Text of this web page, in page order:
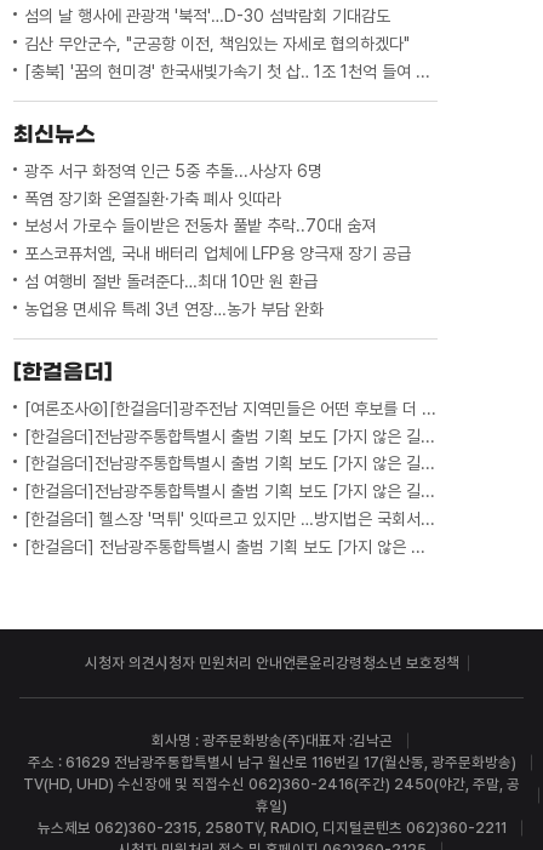
섬의 날 행사에 관광객 '북적'…D-30 섬박람회 기대감도
김산 무안군수, "군공항 이전, 책임있는 자세로 협의하겠다"
[충북] '꿈의 현미경' 한국새빛가속기 첫 삽‥ 1조 1천억 들여 2029년 완공
최신뉴스
광주 서구 화정역 인근 5중 추돌...사상자 6명
폭염 장기화 온열질환·가축 폐사 잇따라
보성서 가로수 들이받은 전동차 풀밭 추락..70대 숨져
포스코퓨처엠, 국내 배터리 업체에 LFP용 양극재 장기 공급
섬 여행비 절반 돌려준다…최대 10만 원 환급
농업용 면세유 특례 3년 연장…농가 부담 완화
[한걸음더]
[여론조사④][한걸음더]광주전남 지역민들은 어떤 후보를 더 선호할까.. 변수는?
[한걸음더]전남광주통합특별시 출범 기획 보도 [가지 않은 길] 5편 프랑스 헌법에 새긴 '지방 분권'..전남광주 통합 성공 조건은?
[한걸음더]전남광주통합특별시 출범 기획 보도 [가지 않은 길] 4편 프랑스 지역 통합 10년 성적표
[한걸음더]전남광주통합특별시 출범 기획 보도 [가지 않은 길] 3편 프랑스 통합 10년 지났지만..."우린 여전히 알자스인"
[한걸음더] 헬스장 '먹튀' 잇따르고 있지만 …방지법은 국회서 낮잠
[한걸음더] 전남광주통합특별시 출범 기획 보도 [가지 않은 길] 2편 지방이 주도한 투자..'유럽 상위 5개 지역' 도약 비결은?
시청자 의견시청자 민원처리 안내언론윤리강령 청소년 보호정책
회사명 : 광주문화방송(주)대표자 :김낙곤
주소 : 61629 전남광주통합특별시 남구 월산로 116번길 17(월산동, 광주문화방송)
TV(HD, UHD) 수신장애 및 직접수신 062)360-2416(주간) 2450(야간, 주말, 공
휴일)
뉴스제보 062)360-2315, 2580TV, RADIO, 디지털콘텐츠 062)360-2211